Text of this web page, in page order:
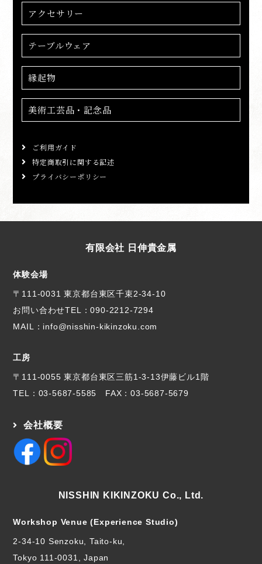
アクセサリー
テーブルウェア
縁起物
美術工芸品・記念品
ご利用ガイド
特定商取引に関する記述
プライバシーポリシー
有限会社 日伸貴金属
体験会場
〒111-0031 東京都台東区千束2-34-10
お問い合わせTEL：090-2212-7294
MAIL：info@nisshin-kikinzoku.com
工房
〒111-0055 東京都台東区三筋1-3-13伊藤ビル1階
TEL： 03-5687-5585 FAX：03-5687-5679
会社概要
NISSHIN KIKINZOKU Co., Ltd.
Workshop Venue (Experience Studio)
2-34-10 Senzoku, Taito-ku,
Tokyo 111-0031, Japan